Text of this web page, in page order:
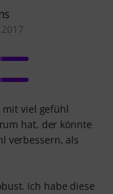
mit viel gefühl
hat, der könnte
verbessern, als
Ich habe diese